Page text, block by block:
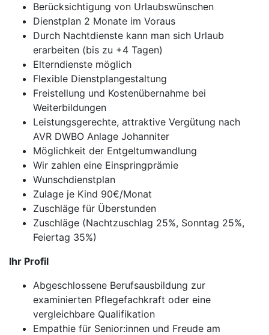
Berücksichtigung von Urlaubswünschen
Dienstplan 2 Monate im Voraus
Durch Nachtdienste kann man sich Urlaub
erarbeiten (bis zu +4 Tagen)
Elterndienste möglich
Flexible Dienstplangestaltung
Freistellung und Kostenübernahme bei
Weiterbildungen
Leistungsgerechte, attraktive Vergütung nach
AVR DWBO Anlage Johanniter
Möglichkeit der Entgeltumwandlung
Wir zahlen eine Einspringprämie
Wunschdienstplan
Zulage je Kind 90€/Monat
Zuschläge für Überstunden
Zuschläge (Nachtzuschlag 25%, Sonntag 25%,
Feiertag 35%)
Ihr Profil
Abgeschlossene Berufsausbildung zur
examinierten Pflegefachkraft oder eine
vergleichbare Qualifikation
Empathie für Senior:innen und Freude am